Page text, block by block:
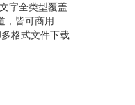
字全类型覆盖
，皆可商用
格式文件下载